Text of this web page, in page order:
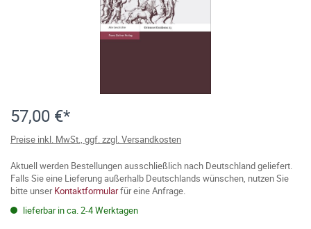
57,00 €*
Preise inkl. MwSt., ggf. zzgl. Versandkosten
Aktuell werden Bestellungen ausschließlich nach Deutschland geliefert.
Falls Sie eine Lieferung außerhalb Deutschlands wünschen, nutzen Sie
bitte unserKontaktformularfür eine Anfrage.
lieferbar in ca. 2-4 Werktagen